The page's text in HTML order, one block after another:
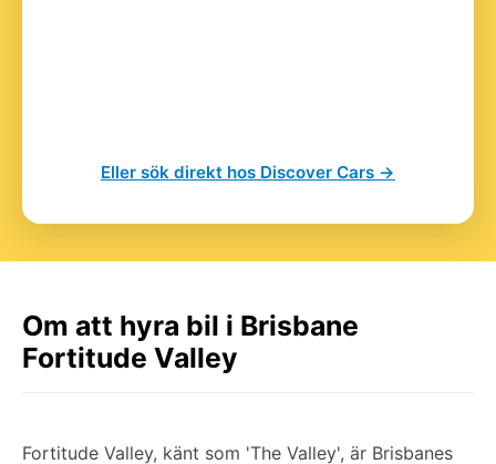
Eller sök direkt hos Discover Cars →
Om att hyra bil i Brisbane
Fortitude Valley
Fortitude Valley, känt som 'The Valley', är Brisbanes